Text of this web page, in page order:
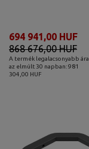
A termék legalacsonyabb ára
az elmúlt 30 napban: 981
304,00 HUF
868 676,00 HUF
694 941,00 HUF